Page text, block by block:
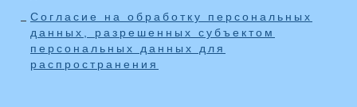
Согласие на обработку персональных
данных, разрешенных субъектом
персональных данных для
распространения